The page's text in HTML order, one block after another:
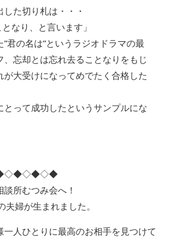
た切り札は・・・
なり、と言います」
”君の名は”というラジオドラマの最
忘却とは忘れ去ることなりをもじ
が大受けになってめでたく合格した
とって成功したというサンプルにな
所むつみ会へ！
婦が生まれました。
人ひとりに最高のお相手を見つけて